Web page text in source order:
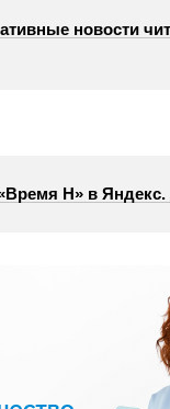
новости
Н» в Яндекс.